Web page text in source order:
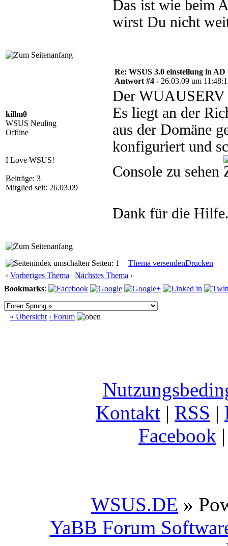
Das ist wie beim
wirst Du nicht
killm0
WSUS Neuling
Offline
I Love WSUS!
Beiträge: 3
Mitglied seit: 26.03.09
Re: WSUS 3.0 einstellung in AD
Antwort #4 - 26.03.09 um
Der
Es liegt an der
aus der Domäne
konfiguriert und
Console zu sehen
Dank für die
Seiten: 1 Thema versendenDrucken
‹ Vorheriges Thema | Nächstes Thema ›
Bookmarks:
« Übersicht ‹ Forum
Kontakt | RSS |
Facebook
WSUS.DE »
YaBB Forum